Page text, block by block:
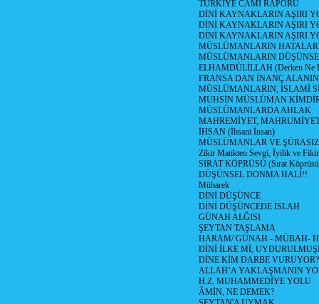
TÜRKİYE CAMİ RAPORU
DİNİ KAYNAKLARIN AŞIRI
DİNİ KAYNAKLARIN AŞIRI
DİNİ KAYNAKLARIN AŞIRI
MÜSLÜMANLARIN
MÜSLÜMANLARIN
ELHAMDÜLİLLAH (Derken Ne
FRANSA DAN İNANÇ
MÜSLÜMANLARIN, İSLAMİ
MUHSİN MÜSLÜMAN
MÜSLÜMANLARDA AHLAK
MAHREMİYET,
İHSAN (İhsani İnsan)
MÜSLÜMANLAR VE
Zikir Matikten Sevgi, İyilik ve
SIRAT KÖPRÜSÜ (Sırat
DÜŞÜNSEL DONMA HALİ!!
Mübarek
DİNİ DÜŞÜNCE
DİNİ DÜŞÜNCEDE İSLAH
GÜNAH ALĞISI
ŞEYTAN TAŞLAMA
HARAM/ GÜNAH - MÜBAH-
DİNİ İLKE Mİ,
DİNE KİM DARBE VURUYOR?
ALLAH’A YAKLAŞMANIN
H.Z. MUHAMMEDİYE YOLU
ÂMİN, NE DEMEK?